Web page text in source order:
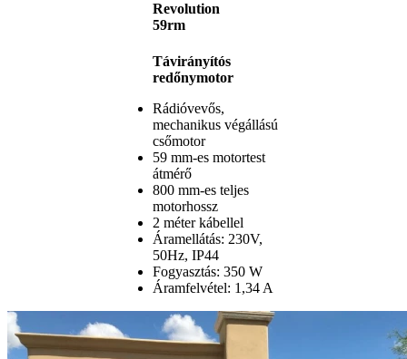
Revolution
59rm
Távirányítós
redőnymotor
Rádióvevős,
mechanikus végállású
csőmotor
59 mm-es motortest
átmérő
800 mm-es teljes
motorhossz
2 méter kábellel
Áramellátás: 230V,
50Hz, IP44
Fogyasztás: 350 W
Áramfelvétel: 1,34 A